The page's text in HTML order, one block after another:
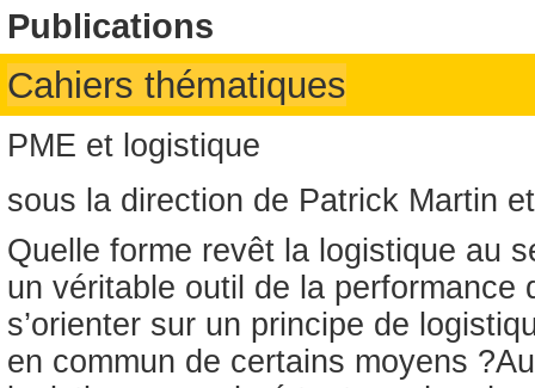
Publications
Cahiers thématiques
PME et logistique
sous la direction de Patrick Martin
Quelle forme revêt la logistique au
un véritable outil de la performance
s’orienter sur un principe de
en commun de certains moyens